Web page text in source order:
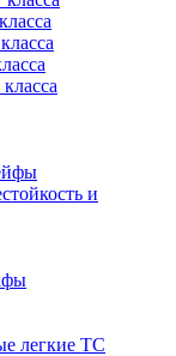
и
легкие ТС